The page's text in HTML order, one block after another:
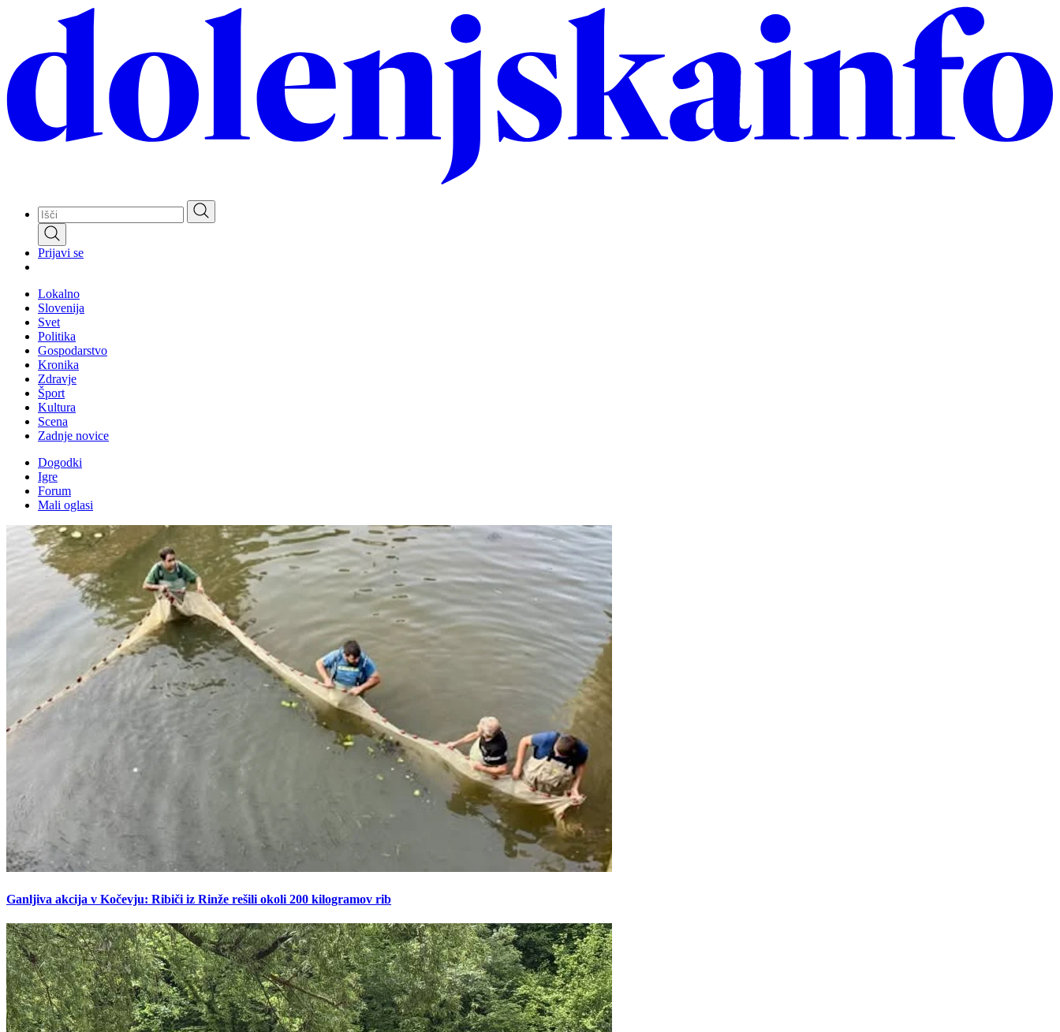
content
Prijavi se
Lokalno
Slovenija
Svet
Politika
Gospodarstvo
Kronika
Zdravje
Šport
Kultura
Scena
Zadnje novice
Dogodki
Igre
Forum
Mali oglasi
Ganljiva akcija v Kočevju: Ribiči iz Rinže rešili okoli 200 kilogramov rib